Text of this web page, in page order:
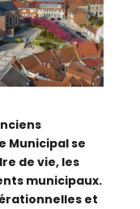
Municipal se
de vie, les
municipaux.
et